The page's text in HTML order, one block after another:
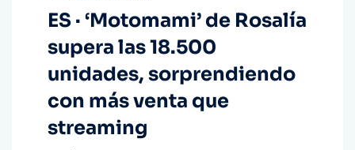
ES · ‘Motomami’ de Rosalía
supera las 18.500
unidades, sorprendiendo
con más venta que
streaming